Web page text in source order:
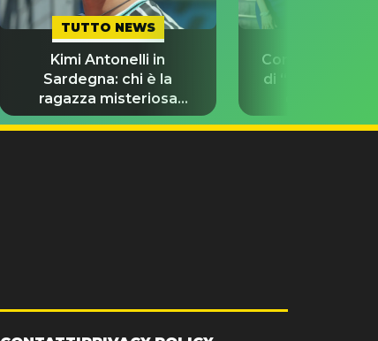
TUTTO NEWS
Kimi Antonelli in
Sardegna: chi è la
ragazza misteriosa
insieme a lui?
Con chi stanno
di “Odissea”?